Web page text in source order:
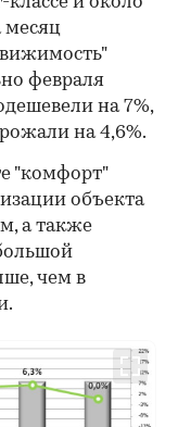
месяц
февраля
на 7%,
на 4,6%.
"комфорт"
объекта
а также
чем в